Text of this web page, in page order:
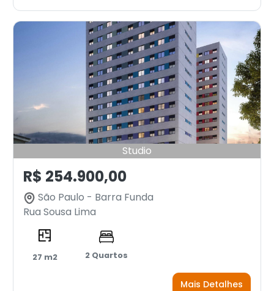
Studio
R$ 254.900,00
São Paulo - Barra Funda
Rua Sousa Lima
27 m2 2 Quartos
Mais Detalhes